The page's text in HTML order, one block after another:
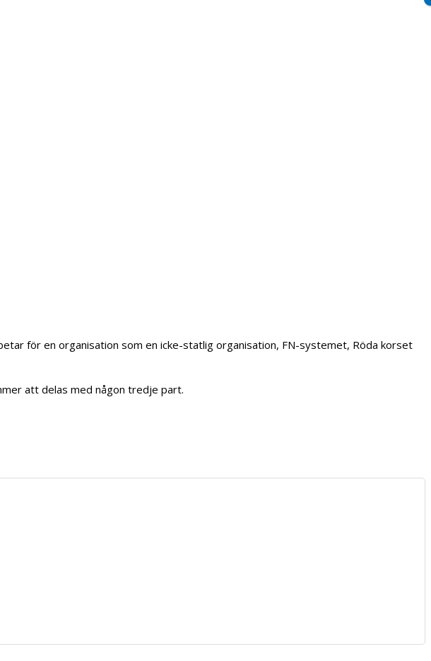
för en organisation som en icke-statlig organisation, FN-systemet, Röda korset
att delas med någon tredje part.